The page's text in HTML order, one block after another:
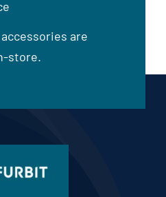
accessories are
store.